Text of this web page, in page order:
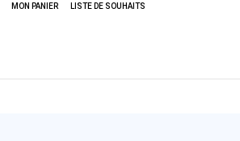
MON PANIER LISTE DE SOUHAITS